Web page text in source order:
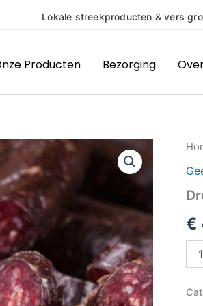
& vers groenten en fruit
Producten Bezorging
€
–